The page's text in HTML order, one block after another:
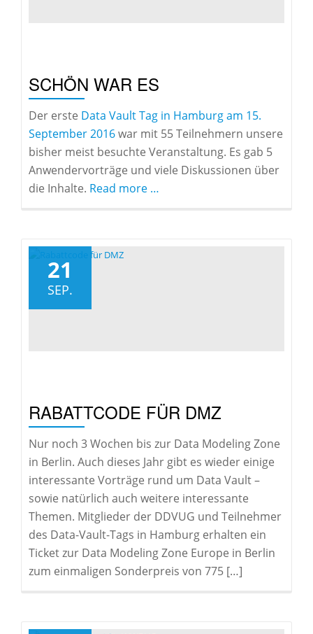
SCHÖN WAR ES
Der erste Data Vault Tag in Hamburg am 15.
September 2016war mit 55 Teilnehmern unsere
bisher meist besuchte Veranstaltung. Es gab 5
Anwendervorträge und viele Diskussionen über
die Inhalte. Read more about
…
21
SEP.
RABATTCODE FÜR DMZ
Nur noch 3 Wochen bis zur Data Modeling Zone
in Berlin. Auch dieses Jahr gibt es wieder einige
interessante Vorträge rund um Data Vault –
sowie natürlich auch weitere interessante
Themen. Mitglieder der DDVUG und Teilnehmer
des Data-Vault-Tags in Hamburg erhalten ein
Ticket zur Data Modeling Zone Europe in Berlin
zum einmaligen Sonderpreis von 775 […]